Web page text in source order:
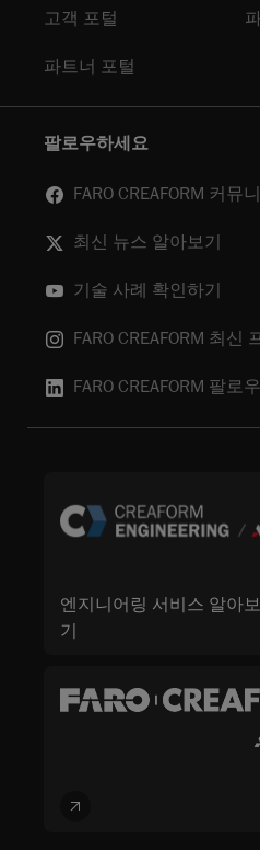
고객 포털
파트너 포털
팔로우하세요
FARO CREAFORM 커뮤
최신 뉴스 알아보기
기술 사례 확인하기
FARO CREAFORM 최신
FARO CREAFORM 팔로우
엔지니어링 서비스 알아보
기